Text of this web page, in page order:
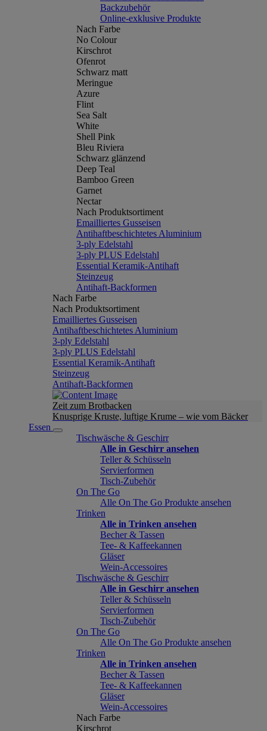
Backzubehör
Online-exklusive Produkte
Nach Farbe
No Colour
Kirschrot
Ofenrot
Schwarz matt
Meringue
Azure
Flint
Sea Salt
White
Shell Pink
Bleu Riviera
Schwarz glänzend
Deep Teal
Bamboo Green
Garnet
Nectar
Nach Produktsortiment
Emailliertes Gusseisen
Antihaftbeschichtetes Aluminium
3-ply Edelstahl
3-ply PLUS Edelstahl
Essential Keramik-Antihaft
Steinzeug
Antihaft-Backformen
Nach Farbe
Nach Produktsortiment
Emailliertes Gusseisen
Antihaftbeschichtetes Aluminium
3-ply Edelstahl
3-ply PLUS Edelstahl
Essential Keramik-Antihaft
Steinzeug
Antihaft-Backformen
Zeit zum Brotbacken
Knusprige Kruste, luftige Krume – wie vom Bäcker
Essen
Tischwäsche & Geschirr
Alle in Geschirr ansehen
Teller & Schüsseln
Servierformen
Tisch-Zubehör
On The Go
Alle On The Go Produkte ansehen
Trinken
Alle in Trinken ansehen
Becher & Tassen
Tee- & Kaffeekannen
Gläser
Wein-Accessoires
Tischwäsche & Geschirr
Alle in Geschirr ansehen
Teller & Schüsseln
Servierformen
Tisch-Zubehör
On The Go
Alle On The Go Produkte ansehen
Trinken
Alle in Trinken ansehen
Becher & Tassen
Tee- & Kaffeekannen
Gläser
Wein-Accessoires
Nach Farbe
Kirschrot